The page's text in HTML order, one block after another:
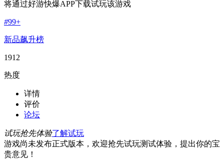
将通过好游快爆APP下载试玩该游戏
#99+
新品飙升榜
1912
热度
详情
评价
论坛
试玩抢先体验了解试玩
游戏尚未发布正式版本，欢迎抢先试玩测试体验，提出你的宝
贵意见！